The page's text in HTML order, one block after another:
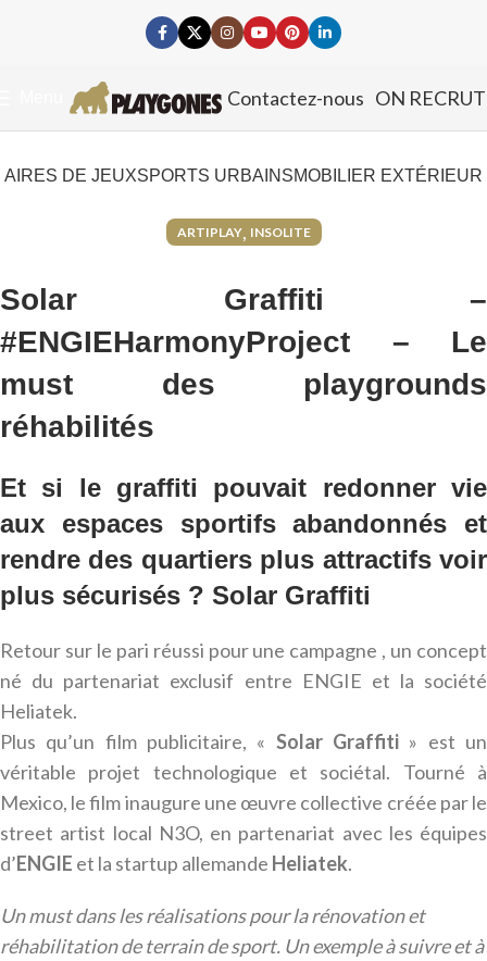
Contactez-nous ON
AIRES DE JEUXSPORTS URBAINSMOBILIER EXTÉRIEUR
ARTIPLAY, INSOLITE
Solar Graffiti –
#ENGIEHarmonyProject – Le
must des playgrounds
réhabilités
Et si le graffiti pouvait redonner vie
aux espaces sportifs abandonnés et
rendre des quartiers plus attractifs voir
plus sécurisés ? Solar Graffiti
Retour sur le pari réussi pour une campagne , un concept
né du partenariat exclusif entre ENGIE et la société
Heliatek.
Plus qu’un film publicitaire, « Solar Graffiti » est un
véritable projet technologique et sociétal. Tourné à
Mexico, le film inaugure une œuvre collective créée par le
street artist local N3O, en partenariat avec les équipes
d’ENGIE et la startup allemande Heliatek.
Un must dans les réalisations pour la rénovation et
réhabilitation de terrain de sport. Un exemple à suivre et à